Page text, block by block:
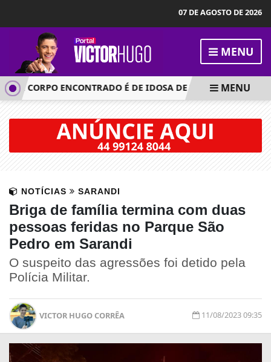
07 DE AGOSTO DE 2026
MENU
CORPO ENCONTRADO É DE IDOSA DE 70 ANOS DEMENU
NOTÍCIAS SARANDI
Briga de família termina com duas
pessoas feridas no Parque São
Pedro em Sarandi
O suspeito das agressões foi detido pela
Polícia Militar.
VICTOR HUGO CORRÊA 11/08/2023 09:35